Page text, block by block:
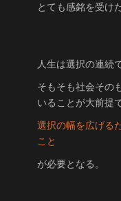
とても感銘を受け
人生は選択の連続
そもそも社会その
いることが大前提
選択の幅を広げる
こと
が必要となる。